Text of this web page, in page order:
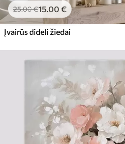
25.00€15.00 €
Įvairūs dideli žiedai